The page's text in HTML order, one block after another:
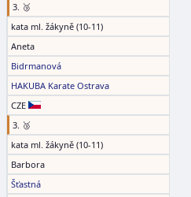
3. 🥉
kata ml. žákyně (10-11)
Aneta
Bidrmanová
HAKUBA Karate Ostrava
CZE
3. 🥉
kata ml. žákyně (10-11)
Barbora
Šťastná